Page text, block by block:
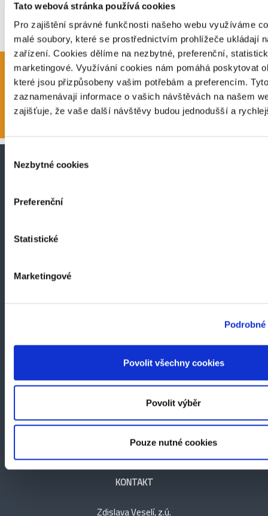
Tato webová stránka používá cookies
Pro zajištění správné funkčnosti našeho webu využíváme
malé soubory, které se prostřednictvím prohlížeče ukládají
zařízení. Cookies dělíme na nezbytné, preferenční,
marketingové. Využívání cookies nám pomáhá poskytovat
které jsou přizpůsobeny vašim potřebám a preferencím.
zaznamenávají informace o vašich návštěvách na našem
zajišťuje, že vaše další návštěvy budou jednodušší a
souhlasu
Nezbytné cookies
Preferenční
Statistické
Marketingové
Povolit všechny cookies
Povolit výběr
Pouze nutné cookies
donášku obědů a léků, nákupy, péči o domácnost
klienta, atd.
KONTAKTUJTE NÁS
KONTAKT
Zdislava Veselí, z.ú.